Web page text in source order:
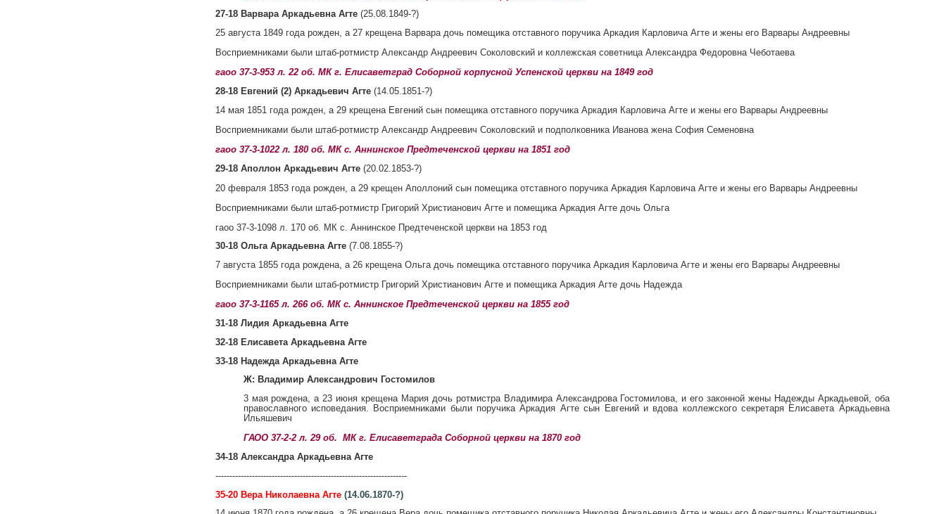
27-18 Варвара Аркадьевна Агте(25.08.1849-?)
25 августа 1849 года рожден, а 27 крещена Варвара дочь помещика отставного поручика Аркадия Карловича Агте и жены его Варвары Андреевны
Восприемниками были штаб-ротмистр Александр Андреевич Соколовский и коллежская советница Александра Федоровна Чеботаева
гаоо 37-3-953 л. 22 об. МК г. Елисаветград Соборной корпусной Успенской церкви на 1849 год
28-18 Евгений (2) Аркадьевич Агте(14.05.1851-?)
14 мая 1851 года рожден, а 29 крещена Евгений сын помещика отставного поручика Аркадия Карловича Агте и жены его Варвары Андреевны
Восприемниками были штаб-ротмистр Александр Андреевич Соколовский и подполковника Иванова жена София Семеновна
гаоо 37-3-1022 л. 180 об. МК с. Аннинское Предтеченской церкви на 1851 год
29-18 Аполлон Аркадьевич Агте(20.02.1853-?)
20 февраля 1853 года рожден, а 29 крещен Аполлоний сын помещика отставного поручика Аркадия Карловича Агте и жены его Варвары Андреевны
Восприемниками были штаб-ротмистр Григорий Христианович Агте и помещика Аркадия Агте дочь Ольга
гаоо 37-3-1098 л. 170 об. МК с. Аннинское Предтеченской церкви на 1853 год
30-18 Ольга Аркадьевна Агте(7.08.1855-?)
7 августа 1855 года рождена, а 26 крещена Ольга дочь помещика отставного поручика Аркадия Карловича Агте и жены его Варвары Андреевны
Восприемниками были штаб-ротмистр Григорий Христианович Агте и помещика Аркадия Агте дочь Надежда
гаоо 37-3-1165 л. 266 об. МК с. Аннинское Предтеченской церкви на 1855 год
31-18 Лидия Аркадьевна Агте
32-18 Елисавета Аркадьевна Агте
33-18 Надежда Аркадьевна Агте
Ж: Владимир Александрович Гостомилов
3 мая рождена, а 23 июня крещена Мария дочь ротмистра Владимира Александрова Гостомилова, и его законной жены Надежды Аркадьевой, оба
православного исповедания. Восприемниками были поручика Аркадия Агте сын Евгений и вдова коллежского секретаря Елисавета Аркадьевна
Ильяшевич
ГАОО 37-2-2 л. 29 об. МК г. Елисаветграда Соборной церкви на 1870 год
34-18 Александра Аркадьевна Агте
--------------------------------------------------------------------
35-20 Вера Николаевна Агте (14.06.1870-?)